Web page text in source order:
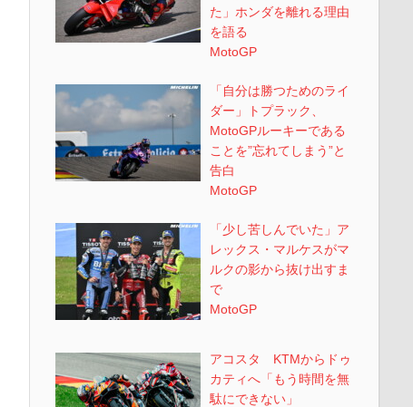
た」ホンダを離れる理由
を語る
MotoGP
「自分は勝つためのライ
ダー」トプラック、
MotoGPルーキーである
ことを”忘れてしまう”と
告白
MotoGP
「少し苦しんでいた」ア
レックス・マルケスがマ
ルクの影から抜け出すま
で
MotoGP
アコスタ KTMからドゥ
カティへ「もう時間を無
駄にできない」